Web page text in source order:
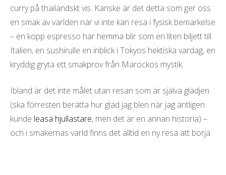
curry på thailändskt vis. Kanske är det detta som ger oss
en smak av världen när vi inte kan resa i fysisk bemärkelse
– en kopp espresso här hemma blir som en liten biljett till
Italien, en sushirulle en inblick i Tokyos hektiska vardag, en
kryddig gryta ett smakprov från Marockos mystik.
Ibland är det inte målet utan resan som är själva glädjen
(ska förresten berätta hur glad jag blen när jag äntligen
kunde leasa hjullastare, men det är en annan historia) –
och i smakernas värld finns det alltid en ny resa att börja.